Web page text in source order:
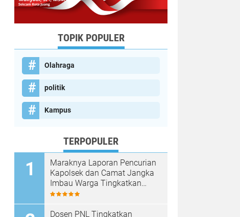
TOPIK POPULER
Olahraga
politik
Kampus
TERPOPULER
Maraknya Laporan Pencurian
Kapolsek dan Camat Jangka
Imbau Warga Tingkatkan
Kewaspadaan
Dosen PNL Tingkatkan